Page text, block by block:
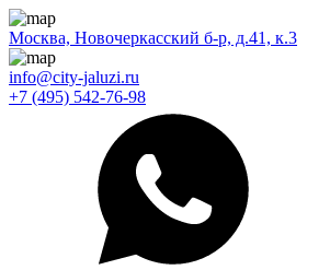
Москва, Новочеркасский б-р, д.41, к.3
info@city-jaluzi.ru
+7 (495) 542-76-98